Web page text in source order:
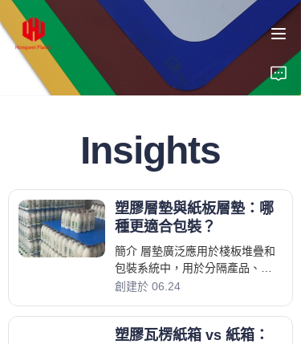
Insights
塑膠層墊與紙板層墊：哪
種更適合包裝？
簡介 層墊廣泛應用於棧板堆疊和
包裝系統中，用於分隔產品、提
高堆疊穩定性並在運輸過程中保
是常見的選擇，但由塑膠製成的
塑膠層墊
創建於 06.24
塑膠瓦楞紙箱 vs 紙箱：
關於我們
聯絡